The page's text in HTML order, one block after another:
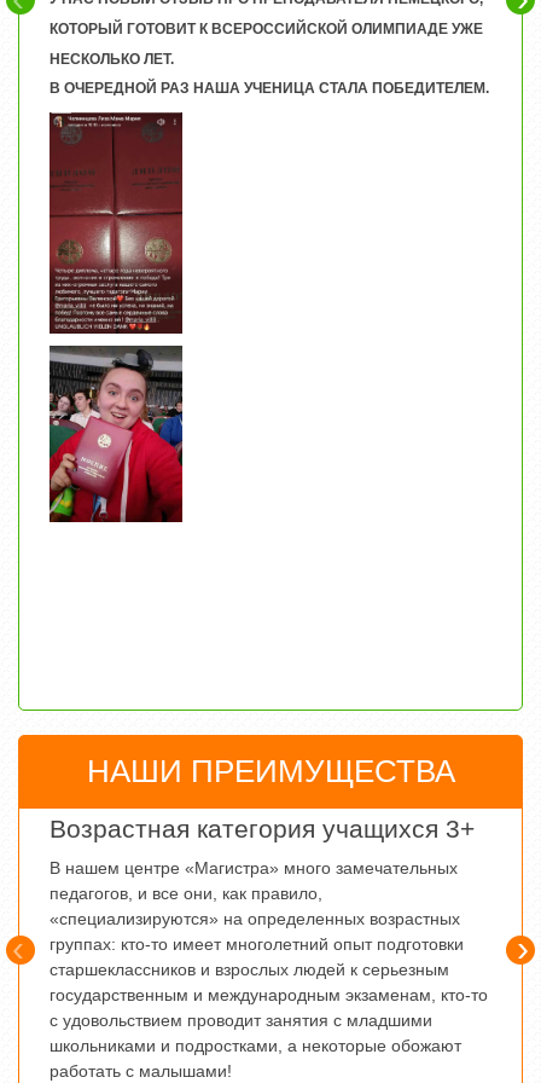
КОТОРЫЙ ГОТОВИТ К ВСЕРОССИЙСКОЙ ОЛИМПИАДЕ УЖЕ
НЕСКОЛЬКО ЛЕТ.
В ОЧЕРЕДНОЙ РАЗ НАША УЧЕНИЦА СТАЛА ПОБЕДИТЕЛЕМ.
НАШИ ПРЕИМУЩЕСТВА
Возрастная категория учащихся 3+
В нашем центре «Магистра» много замечательных
педагогов, и все они, как правило,
«специализируются» на определенных возрастных
группах: кто-то имеет многолетний опыт подготовки
старшеклассников и взрослых людей к серьезным
государственным и международным экзаменам, кто-то
с удовольствием проводит занятия с младшими
школьниками и подростками, а некоторые обожают
работать с малышами!
Как
‹ ›